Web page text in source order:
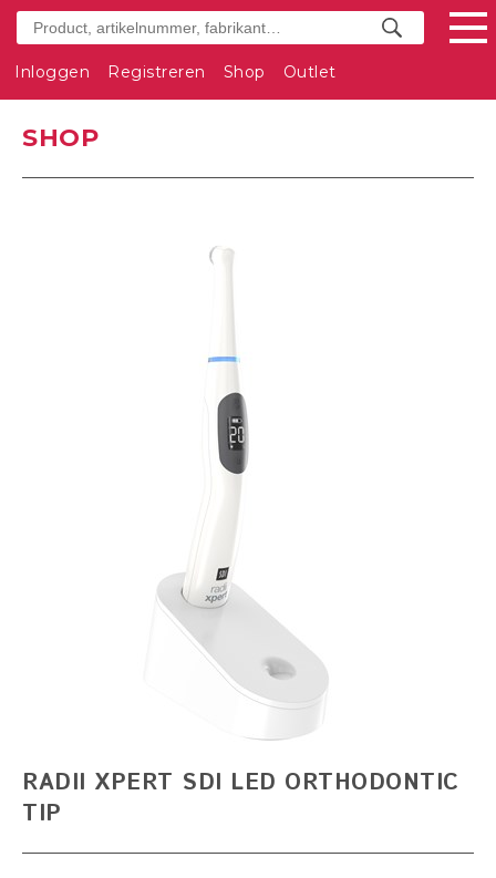
Inloggen Registreren Shop Outlet
SHOP
RADII XPERT SDI LED ORTHODONTIC
TIP